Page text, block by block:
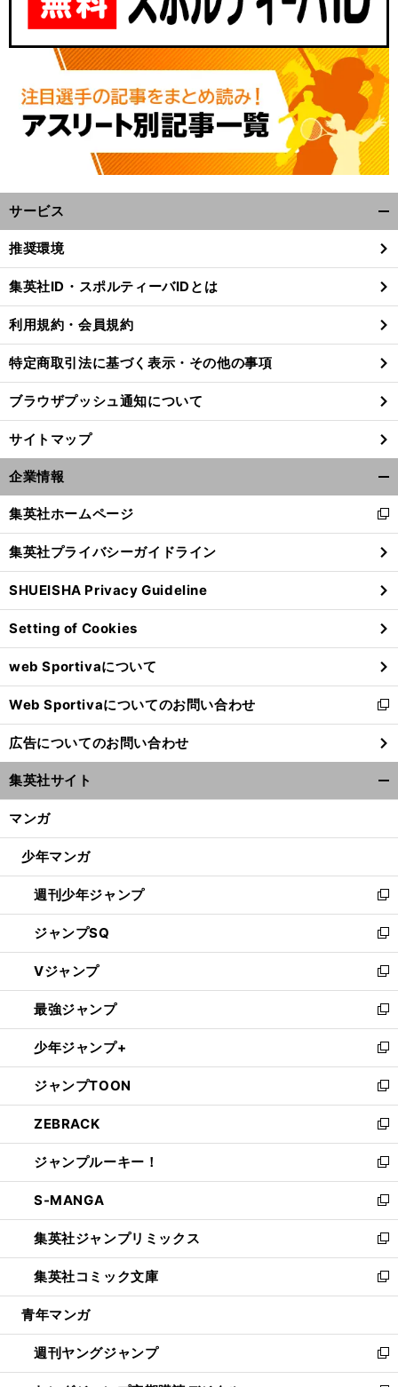
サービス
閉
る
推奨環境
集英社ID・スポルティーバIDとは
利用規約・会員規約
特定商取引法に基づく表示・その他の事項
ブラウザプッシュ通知について
サイトマップ
企業情報
閉
る
集英社ホームページ
新
し
い
ウ
ィ
ン
ド
ウ
で
開
く
集英社プライバシーガイドライン
SHUEISHA Privacy Guideline
Setting of Cookies
web Sportivaについて
Web Sportivaについてのお問い合わせ
新
し
い
ウ
ィ
ン
ウ
開
く
広告についてのお問い合わせ
集英社サイト
マンガ
少年マンガ
週刊少年ジャンプ
新
し
い
ウ
ィ
ン
ド
ウ
で
開
く
ジャンプSQ
新
し
い
ウ
ィ
ン
ド
ウ
で
開
く
Vジャンプ
新
し
い
ウ
ィ
ン
ド
ウ
で
開
く
最強ジャンプ
新
し
い
ウ
ィ
ン
ド
ウ
で
開
く
少年ジャンプ+
新
し
い
ウ
ィ
ン
ド
ウ
で
開
く
ジャンプTOON
新
し
い
ウ
ィ
ン
ド
ウ
で
開
く
ZEBRACK
新
し
い
ウ
ィ
ン
ド
ウ
で
開
ジャンプルーキー！
新
し
い
ウ
ィ
ン
ド
ウ
開
く
S-MANGA
新
し
い
ウ
ィ
ン
ウ
で
開
集英社ジャンプリミックス
新
し
い
ウ
ン
ド
ウ
集英社コミック文庫
新
し
ウ
ィ
ン
青年マンガ
週刊ヤングジャンプ
新
し